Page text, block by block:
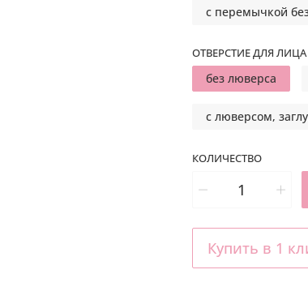
КОЛИЧЕСТВО
Купить в 1
с перемычкой
ОТВЕРСТИЕ ДЛЯ ЛИЦА
без люверса
с люверсом,